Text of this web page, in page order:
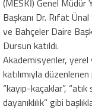
Başkanı Dr. Rıfat
ve Bahçeler Daire
Dursun katıldı.
Akademisyenler,
katılımıyla
“kayıp-kaçaklar”,
dayanıklılık” gibi